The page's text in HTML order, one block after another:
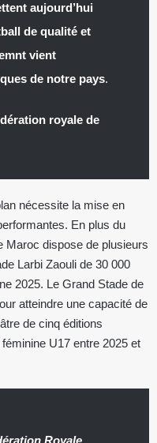
aujourd’hui
de qualité et
vient
de notre pays.
royale de
nécessite la mise en
En plus du
Maroc dispose de plusieurs
Larbi Zaouli de 30 000
2025. Le Grand Stade de
atteindre une capacité de
de cinq éditions
U17 entre 2025 et